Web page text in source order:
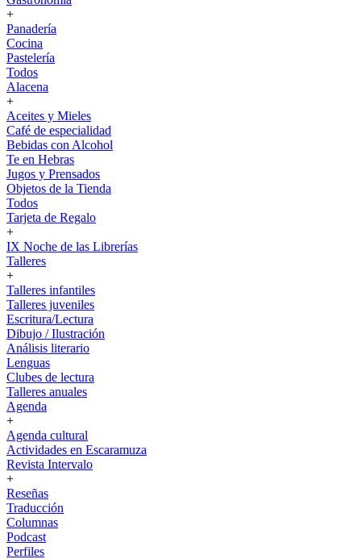
+
Panadería
Cocina
Pastelería
Todos
Alacena
+
Aceites y Mieles
Café de especialidad
Bebidas con Alcohol
Te en Hebras
Jugos y Prensados
Objetos de la Tienda
Todos
Tarjeta de Regalo
+
IX Noche de las Librerías
Talleres
+
Talleres infantiles
Talleres juveniles
Escritura/Lectura
Dibujo / Ilustración
Análisis literario
Lenguas
Clubes de lectura
Talleres anuales
Agenda
+
Agenda cultural
Actividades en Escaramuza
Revista Intervalo
+
Reseñas
Traducción
Columnas
Podcast
Perfiles